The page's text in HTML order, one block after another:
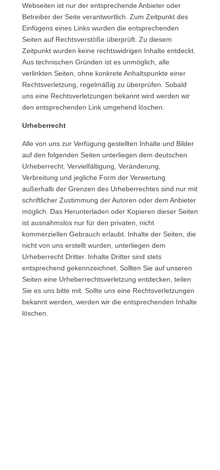
Webseiten ist nur der entsprechende Anbieter oder
Betreiber der Seite verantwortlich. Zum Zeitpunkt des
Einfügens eines Links wurden die entsprechenden
Seiten auf Rechtsverstöße überprüft. Zu diesem
Zeitpunkt wurden keine rechtswidrigen Inhalte entdeckt.
Aus technischen Gründen ist es unmöglich, alle
verlinkten Seiten, ohne konkrete Anhaltspunkte einer
Rechtsverletzung, regelmäßig zu überprüfen. Sobald
uns eine Rechtsverletzungen bekannt wird werden wir
den entsprechenden Link umgehend löschen.
Urheberrecht
Alle von uns zur Verfügung gestellten Inhalte und Bilder
auf den folgenden Seiten unterliegen dem deutschen
Urheberrecht. Vervielfältigung, Veränderung,
Verbreitung und jegliche Form der Verwertung
außerhalb der Grenzen des Urheberrechtes sind nur mit
schriftlicher Zustimmung der Autoren oder dem Anbieter
möglich. Das Herunterladen oder Kopieren dieser Seiten
ist ausnahmslos nur für den privaten, nicht
kommerziellen Gebrauch erlaubt. Inhalte der Seiten, die
nicht von uns erstellt wurden, unterliegen dem
Urheberrecht Dritter. Inhalte Dritter sind stets
entsprechend gekennzeichnet. Sollten Sie auf unseren
Seiten eine Urheberrechtsverletzung entdecken, teilen
Sie es uns bitte mit. Sollte uns eine Rechtsverletzungen
bekannt werden, werden wir die entsprechenden Inhalte
löschen.